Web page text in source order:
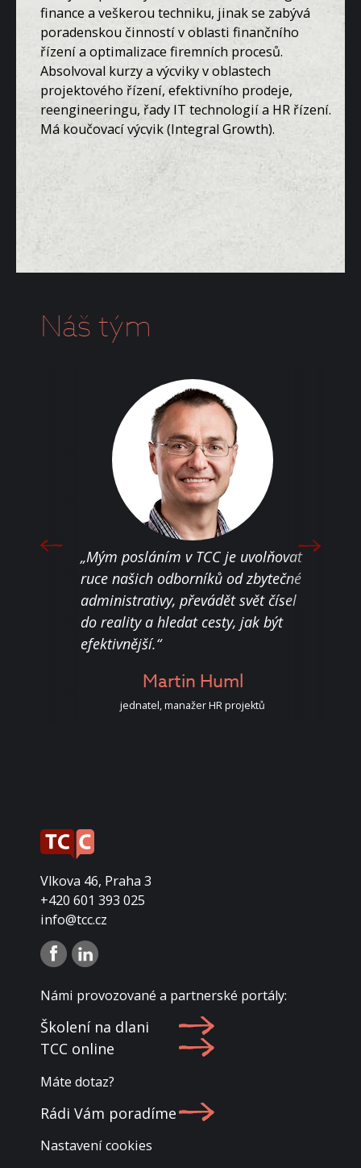
finance a veškerou techniku, jinak se zabývá
poradenskou činností v oblasti finančního
řízení a optimalizace firemních procesů.
Absolvoval kurzy a výcviky v oblastech
projektového řízení, efektivního prodeje,
reengineeringu, řady IT technologií a HR řízení.
Má koučovací výcvik (Integral Growth).
Náš tým
„Mým posláním v TCC je uvolňovat
ruce našich odborníků od zbytečné
administrativy, převádět svět čísel
do reality a hledat cesty, jak být
efektivnější.“
Martin Huml
jednatel, manažer HR projektů
Vlkova 46, Praha 3
+420 601 393 025
info@tcc.cz
Námi provozované a partnerské portály:
Školení na dlani
TCC online
Máte dotaz?
Rádi Vám poradíme
Nastavení cookies